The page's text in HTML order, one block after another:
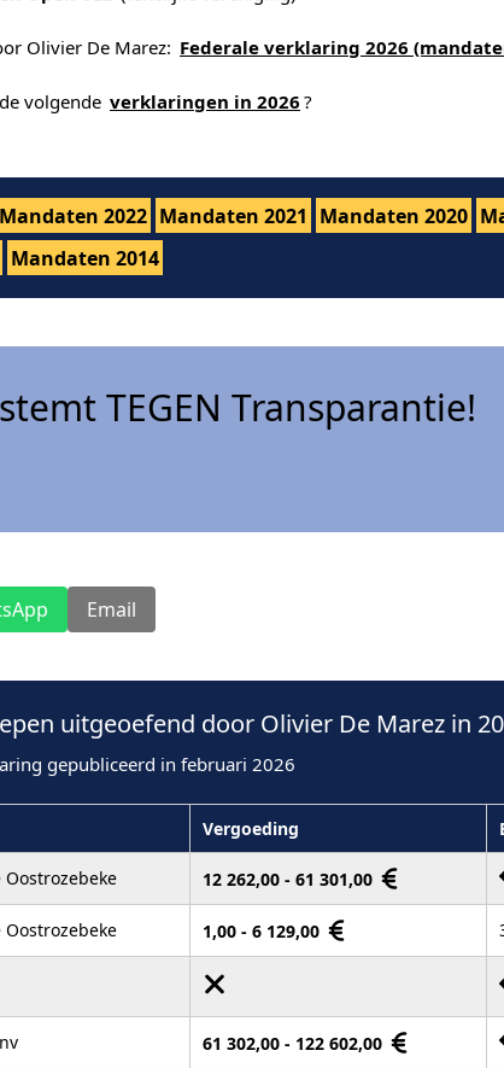
Olivier De Marez: Federale verklaring 2026
volgende verklaringen in 2026 ?
Mandaten 2022 Mandaten 2021 Mandaten 2020
Mandaten 2014
TEGEN Transparantie!
Email
uitgeoefend door Olivier De Marez in
gepubliceerd in februari 2026
Vergoeding
Oostrozebeke 12 262,00 - 61 301,00
Oostrozebeke 1,00 - 6 129,00
61 302,00 - 122 602,00